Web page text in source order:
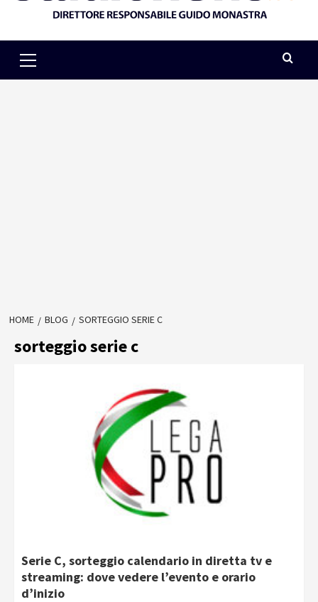
Menu
HOME BLOG SORTEGGIO SERIE C
sorteggio serie c
Serie C, sorteggio calendario in diretta tv e
streaming: dove vedere l’evento e orario
d’inizio